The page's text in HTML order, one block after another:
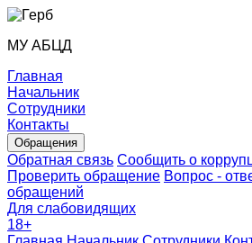
МУ АБЦД
Главная
Начальник
Сотрудники
Контакты
Обращения
Обратная связь Сообщить о
Проверить обращение Вопрос -
обращений
Для слабовидящих
18+